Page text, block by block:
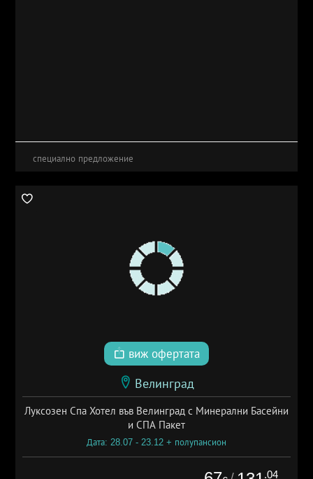
специално предложение
виж офертата
Велинград
Луксозен Спа Хотел във Велинград с Минерални Басейни
и СПА Пакет
Дата: 28.07 - 23.12 + полупансион
.04